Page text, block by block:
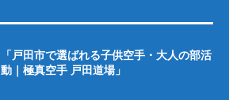
「戸田市で選ばれる子供空手・大人の部活
動｜極真空手 戸田道場」